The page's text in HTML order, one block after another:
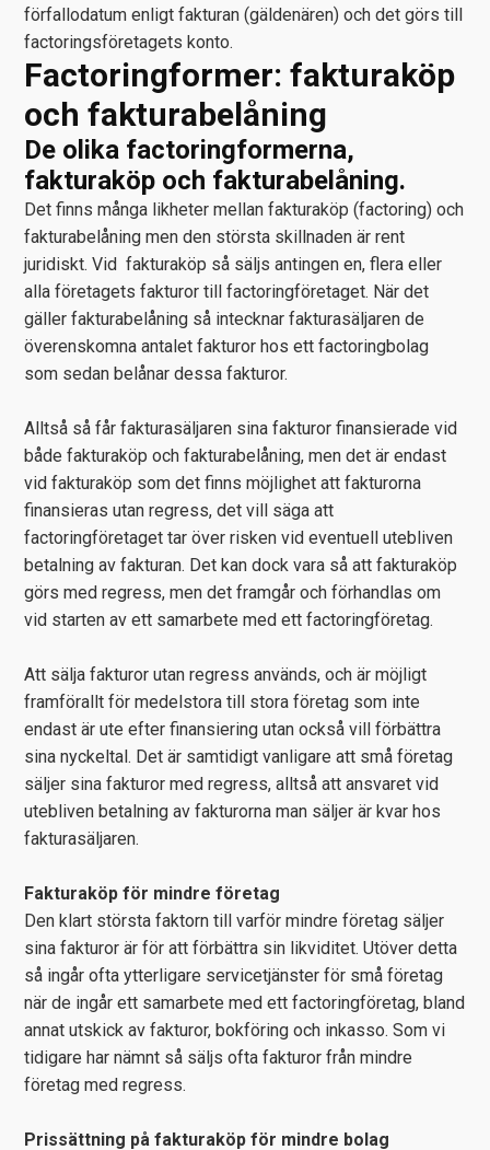
förfallodatum enligt fakturan (gäldenären) och det görs till
factoringsföretagets konto.
Factoringformer: fakturaköp
och fakturabelåning
De olika factoringformerna,
fakturaköp och fakturabelåning.
Det finns många likheter mellan fakturaköp (factoring) och
fakturabelåning men den största skillnaden är rent
juridiskt. Vid fakturaköp så säljs antingen en, flera eller
alla företagets fakturor till factoringföretaget. När det
gäller fakturabelåning så intecknar fakturasäljaren de
överenskomna antalet fakturor hos ett factoringbolag
som sedan belånar dessa fakturor.
Alltså så får fakturasäljaren sina fakturor finansierade vid
både fakturaköp och fakturabelåning, men det är endast
vid fakturaköp som det finns möjlighet att fakturorna
finansieras utan regress, det vill säga att
factoringföretaget tar över risken vid eventuell utebliven
betalning av fakturan. Det kan dock vara så att fakturaköp
görs med regress, men det framgår och förhandlas om
vid starten av ett samarbete med ett factoringföretag.
Att sälja fakturor utan regress används, och är möjligt
framförallt för medelstora till stora företag som inte
endast är ute efter finansiering utan också vill förbättra
sina nyckeltal. Det är samtidigt vanligare att små företag
säljer sina fakturor med regress, alltså att ansvaret vid
utebliven betalning av fakturorna man säljer är kvar hos
fakturasäljaren.
Fakturaköp för mindre företag
Den klart största faktorn till varför mindre företag säljer
sina fakturor är för att förbättra sin likviditet. Utöver detta
så ingår ofta ytterligare servicetjänster för små företag
när de ingår ett samarbete med ett factoringföretag, bland
annat utskick av fakturor, bokföring och inkasso. Som vi
tidigare har nämnt så säljs ofta fakturor från mindre
företag med regress.
Prissättning på fakturaköp för mindre bolag